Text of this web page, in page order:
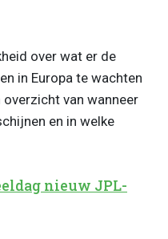
over wat er de
in Europa te wachten
van wanneer
en in welke
nieuw JPL-